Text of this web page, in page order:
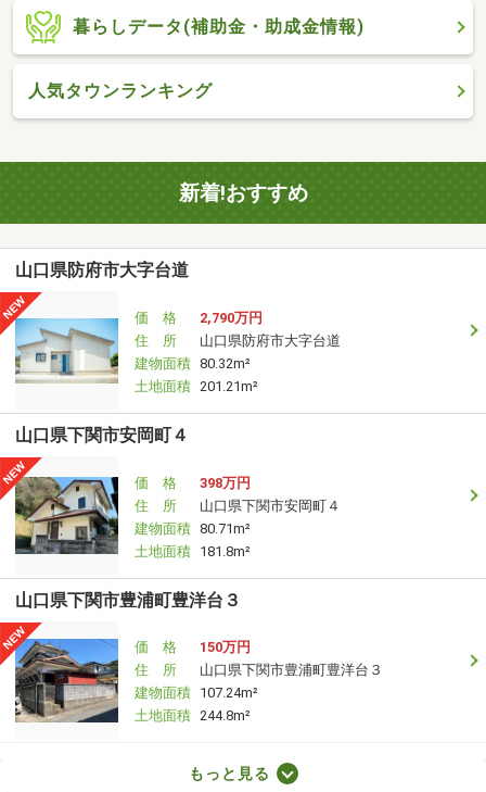
暮らしデータ(補助金・助成金情報)
人気タウンランキング
新着!おすすめ
山口県防府市大字台道
価 格
2,790万円
住 所
山口県防府市大字台道
建物面積 80.32m²
土地面積 201.21m²
山口県下関市安岡町４
価 格
398万円
住 所
山口県下関市安岡町４
建物面積 80.71m²
土地面積 181.8m²
山口県下関市豊浦町豊洋台３
価 格
150万円
住 所
山口県下関市豊浦町豊洋台３
建物面積 107.24m²
土地面積 244.8m²
山口県下関市川中豊町２もっと見る